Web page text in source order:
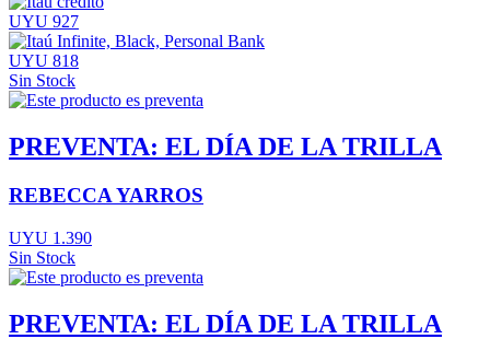
UYU 927
UYU 818
Sin Stock
PREVENTA: EL DÍA DE LA TRILLA
REBECCA YARROS
UYU 1.390
Sin Stock
PREVENTA: EL DÍA DE LA TRILLA